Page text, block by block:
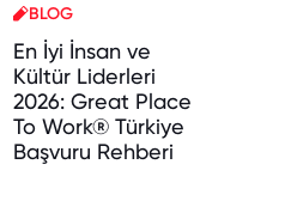
BLOG
En İyi İnsan ve
Kültür Liderleri
2026: Great Place
To Work® Türkiye
Başvuru Rehberi